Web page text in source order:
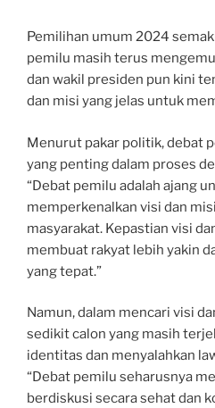
Pemilihan umum 2024
pemilu masih terus
dan wakil presiden pun kini
dan misi yang jelas untuk
Menurut pakar politik, debat
yang penting dalam proses
“Debat pemilu adalah ajang
memperkenalkan visi dan
masyarakat. Kepastian visi
membuat rakyat lebih yakin
yang tepat.”
Namun, dalam mencari visi
sedikit calon yang masih
identitas dan menyalahkan
“Debat pemilu seharusnya
berdiskusi secara sehat dan